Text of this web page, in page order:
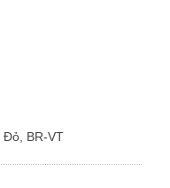
Đỏ, BR-VT